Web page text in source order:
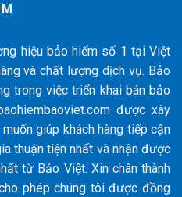
hiệu bảo hiểm số 1 tại Việt
và chất lượng dịch vụ. Bảo
trong việc triển khai bán bảo
được xây
giúp khách hàng tiếp cận
thuận tiện nhất và nhận được
từ Bảo Việt. Xin chân thành
phép chúng tôi được đồng